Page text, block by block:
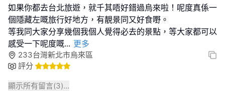
如果你都去台北旅遊，就千其唔好錯過烏來啦！呢度真係一
個隱藏左嘅旅行好地方，有靚景同又好食嘢。
等我同大家分享幾個我個人覺得必去的景點，等大家都可以
感受一下呢度嘅... 更多
233台灣新北市烏來區
評分
顯示所有留言(3)...